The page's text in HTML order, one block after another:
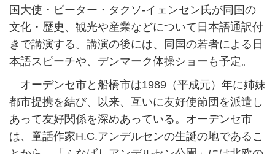
国大使・ピーター・タクソ-イェンセン氏が同国の
文化・歴史、観光や産業などについて日本語通訳付
きで講演する。講演の後には、同国の若者による日
本語スピーチや、デンマーク体操ショーも予定。
オーデンセ市と船橋市は1989（平成元）年に姉妹
都市提携を結び、以来、互いに友好使節団を派遣し
あって友好関係を深めあっている。オーデンセ市
は、童話作家H.C.アンデルセンの生誕の地であるこ